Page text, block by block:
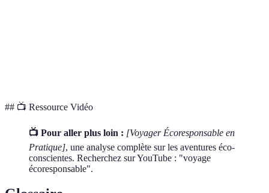
## 📺 Ressource Vidéo
📺 Pour aller plus loin : [Voyager Écoresponsable en
Pratique], une analyse complète sur les aventures éco-
conscientes. Recherchez sur YouTube : "voyage
écoresponsable".